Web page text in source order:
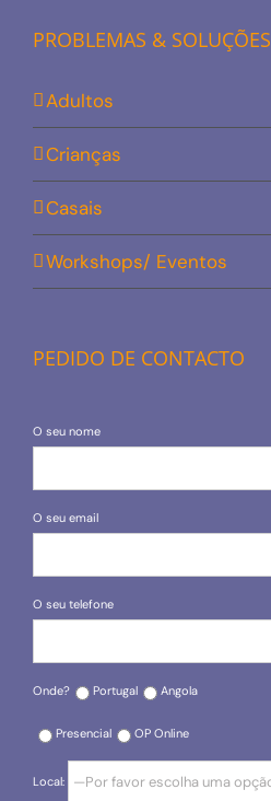
PROBLEMAS & SOLUÇÕES
Adultos
Crianças
Casais
Workshops/ Eventos
PEDIDO DE CONTACTO
O seu nome
O seu email
O seu telefone
Onde? Portugal Angola
Presencial OP Online
Local: